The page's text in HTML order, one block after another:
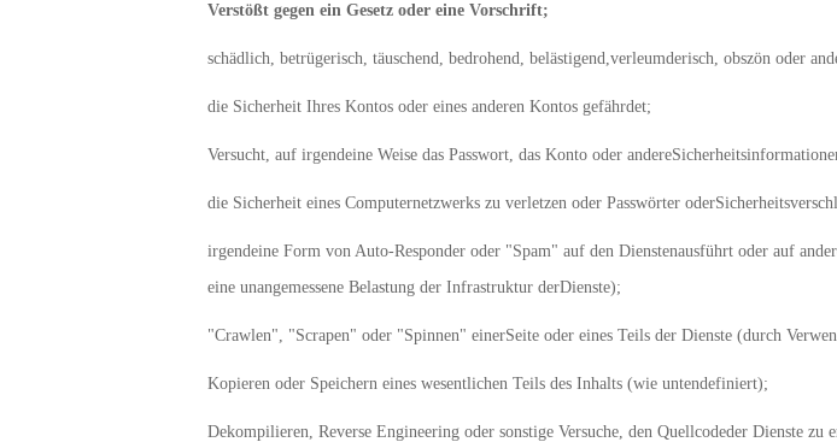
Verstößt gegen ein Gesetz oder eine Vorschrift;
schädlich, betrügerisch, täuschend, bedrohend, belästigend,verleumderisch, obszön oder
die Sicherheit Ihres Kontos oder eines anderen Kontos gefährdet;
Versucht, auf irgendeine Weise das Passwort, das Konto oder
die Sicherheit eines Computernetzwerks zu verletzen oder Passwörter
irgendeine Form von Auto-Responder oder "Spam" auf den Dienstenausführt oder auf
eine unangemessene Belastung der Infrastruktur derDienste);
"Crawlen", "Scrapen" oder "Spinnen" einerSeite oder eines Teils der Dienste (durch
Kopieren oder Speichern eines wesentlichen Teils des Inhalts (wie untendefiniert);
Dekompilieren, Reverse Engineering oder sonstige Versuche, den Quellcodeder Dienste zu